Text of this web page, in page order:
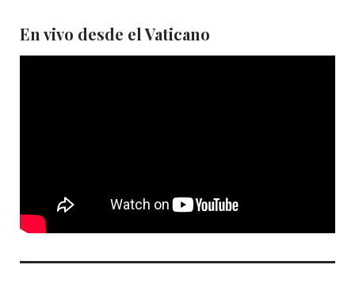
En vivo desde el Vaticano